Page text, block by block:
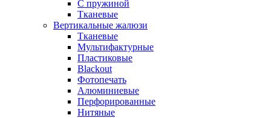
С пружиной
Тканевые
Вертикальные жалюзи
Тканевые
Мультифактурные
Пластиковые
Blackout
Фотопечать
Алюминиевые
Перфорированные
Нитяные